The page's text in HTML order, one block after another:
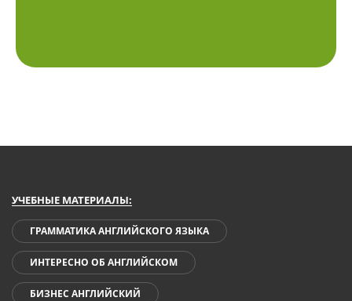
УЧЕБНЫЕ МАТЕРИАЛЫ:
ГРАММАТИКА АНГЛИЙСКОГО ЯЗЫКА
ИНТЕРЕСНО ОБ АНГЛИЙСКОМ
БИЗНЕС АНГЛИЙСКИЙ